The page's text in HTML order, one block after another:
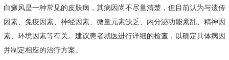
白癜风是一种常见的皮肤病，其病因尚不尽量清楚，但目前认为与遗传
因素、免疫因素、神经因素、微量元素缺乏、内分泌功能紊乱、精神因
素、环境因素等有关。建议患者就医进行详细的检查，以确定具体病因
并制定相应的治疗方案。